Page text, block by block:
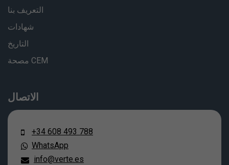
التعريف بنا
شهادات
التاريخ
مصحة CEM
الاتصال
+34 608 493 788
WhatsApp
info@verte.es